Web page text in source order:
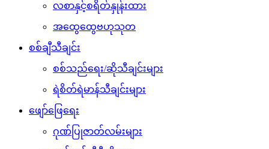
လစာနှင့်စရိတ်နှုန်းထား
အထွေထွေဗဟုသုတ
စစ်ချီသီချင်း
စစ်သည်ရေး/ဆိုသီချင်းများ
ရဲစိတ်ရဲမာန်သီချင်းများ
ဖျော်ဖြေရေး
ဂုဏ်ပြုဇာတ်လမ်းများ